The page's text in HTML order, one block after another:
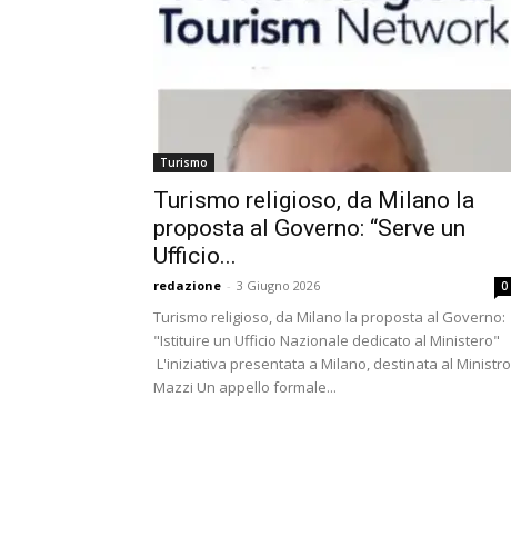
Turismo
Turismo religioso, da Milano la
proposta al Governo: “Serve un
Ufficio...
redazione - 3 Giugno 2026 0
Turismo religioso, da Milano la proposta al Governo:
"Istituire un Ufficio Nazionale dedicato al Ministero"
L'iniziativa presentata a Milano, destinata al Ministro
Mazzi Un appello formale...